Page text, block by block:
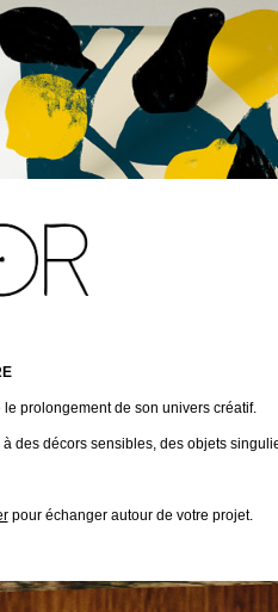
prolongement de son univers créatif.
des décors sensibles, des objets
pour échanger autour de votre projet.